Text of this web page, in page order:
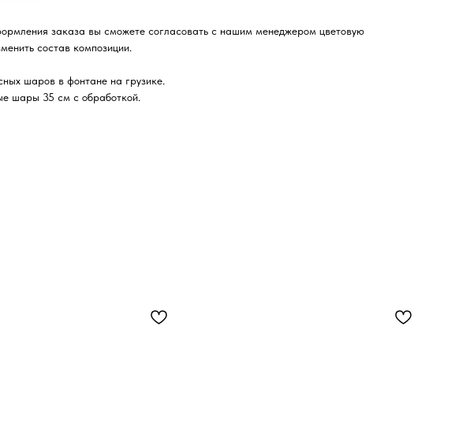
заказа вы сможете согласовать с нашим менеджером цветовую
состав композиции.
шаров в фонтане на грузике.
шары 35 см с обработкой.